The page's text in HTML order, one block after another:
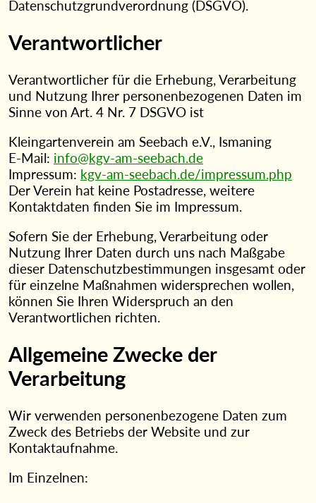
Datenschutzgrundverordnung (DSGVO).
Verantwortlicher
Verantwortlicher für die Erhebung, Verarbeitung
und Nutzung Ihrer personenbezogenen Daten im
Sinne von Art. 4 Nr. 7 DSGVO ist
Kleingartenverein am Seebach e.V., Ismaning
E-Mail: info@kgv-am-seebach.de
Impressum: kgv-am-seebach.de/impressum.php
Der Verein hat keine Postadresse, weitere
Kontaktdaten finden Sie im Impressum.
Sofern Sie der Erhebung, Verarbeitung oder
Nutzung Ihrer Daten durch uns nach Maßgabe
dieser Datenschutzbestimmungen insgesamt oder
für einzelne Maßnahmen widersprechen wollen,
können Sie Ihren Widerspruch an den
Verantwortlichen richten.
Allgemeine Zwecke der
Verarbeitung
Wir verwenden personenbezogene Daten zum
Zweck des Betriebs der Website und zur
Kontaktaufnahme.
Im Einzelnen: